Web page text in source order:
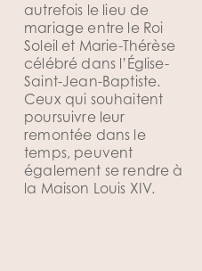
autrefois le lieu de
mariage entre le Roi
Soleil et Marie-Thérèse
célébré dans l’Église-
Saint-Jean-Baptiste.
Ceux qui souhaitent
poursuivre leur
remontée dans le
temps, peuvent
également se rendre à
la Maison Louis XIV.